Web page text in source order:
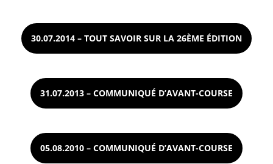
30.07.2014 – TOUT SAVOIR SUR LA 26ÈME ÉDITION
31.07.2013 – COMMUNIQUÉ D’AVANT-COURSE
05.08.2010 – COMMUNIQUÉ D’AVANT-COURSE